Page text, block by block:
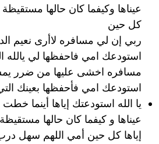
عيناها وكيفما كان حالها
كل حين
ربي إن لي مسافره لاأرى نعيم
استودعك امي فاحفظها لي يالله
مسافره اخشى عليها من ضرر
استودعك امي فأحفظها بعينك التي
يا الله استودعتك إياها أينما
عيناها و كيفما كان حالها
إياها كل حين أمي اللهم سهل